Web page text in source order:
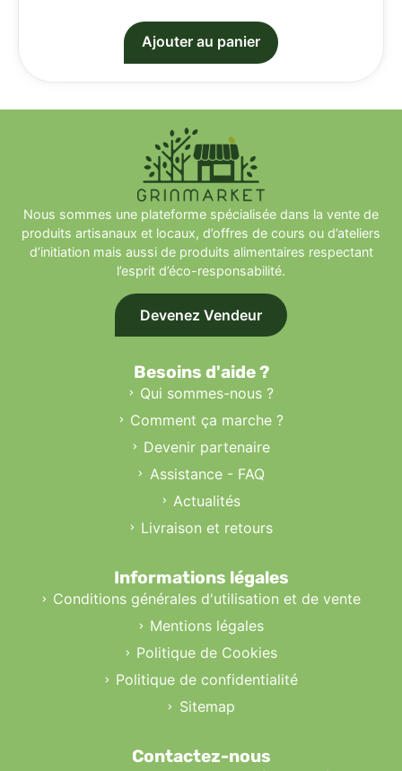
Ajouter au panier
Nous sommes une plateforme spécialisée dans la vente de
produits artisanaux et locaux, d’offres de cours ou d’ateliers
d’initiation mais aussi de produits alimentaires respectant
l’esprit d’éco-responsabilité.
Devenez Vendeur
Besoins d'aide ?
Qui sommes-nous ?
Comment ça marche ?
Devenir partenaire
Assistance - FAQ
Actualités
Livraison et retours
Informations légales
Conditions générales d'utilisation et de vente
Mentions légales
Politique de Cookies
Politique de confidentialité
Sitemap
Contactez-nous